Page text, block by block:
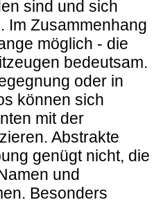
sind und sich
Im Zusammenhang
möglich - die
bedeutsam.
oder in
können sich
mit der
Abstrakte
genügt nicht, die
und
Besonders